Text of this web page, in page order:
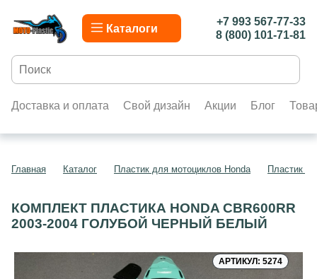
Каталоги
+7 993 567-77-33
8 (800) 101-71-81
Доставка и оплата Свой дизайн Акции Блог
Главная Каталог Пластик для мотоциклов Honda Пластик
КОМПЛЕКТ ПЛАСТИКА HONDA CBR600RR
2003-2004 ГОЛУБОЙ ЧЕРНЫЙ БЕЛЫЙ
АРТИКУЛ: 5274